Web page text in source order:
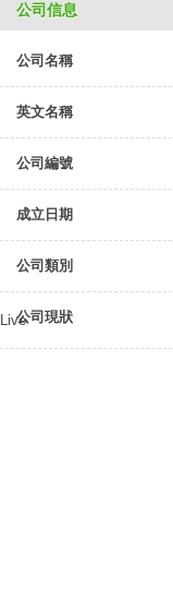
公司信息
公司名稱
英文名稱
公司編號
成立日期
公司類別
公司現狀
Live